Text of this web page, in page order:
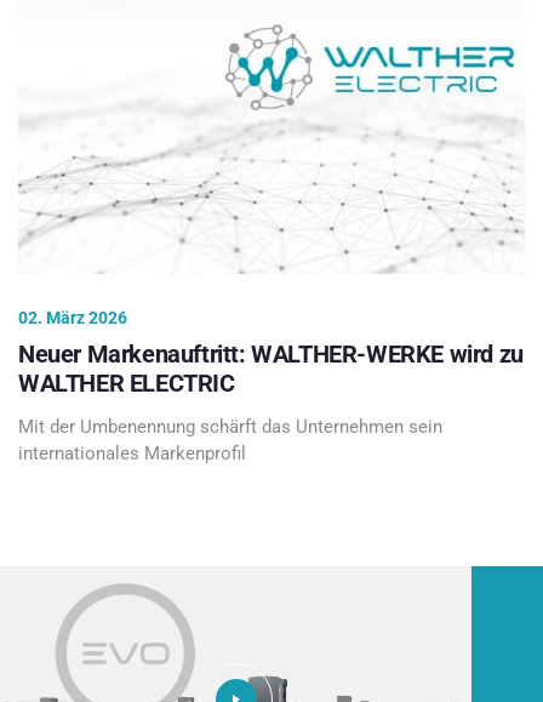
02. März 2026
Neuer Markenauftritt: WALTHER-WERKE wird zu
WALTHER ELECTRIC
Mit der Umbenennung schärft das Unternehmen sein
internationales Markenprofil